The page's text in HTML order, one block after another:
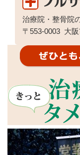
治療院・整骨院
〒553-0003 大